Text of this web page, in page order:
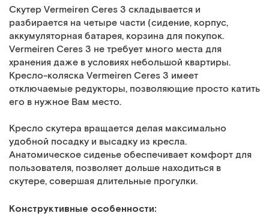
Скутер Vermeiren Ceres 3 складывается и
разбирается на четыре части (сидение, корпус,
аккумуляторная батарея, корзина для покупок.
Vermeiren Ceres 3 не требует много места для
хранения даже в условиях небольшой квартиры.
Кресло-коляска Vermeiren Ceres 3 имеет
отключаемые редукторы, позволяющие просто катить
его в нужное Вам место.
Кресло скутера вращается делая максимально
удобной посадку и высадку из кресла.
Анатомическое сиденье обеспечивает комфорт для
пользователя, позволяет дольше находиться в
скутере, совершая длительные прогулки.
Конструктивные особенности: